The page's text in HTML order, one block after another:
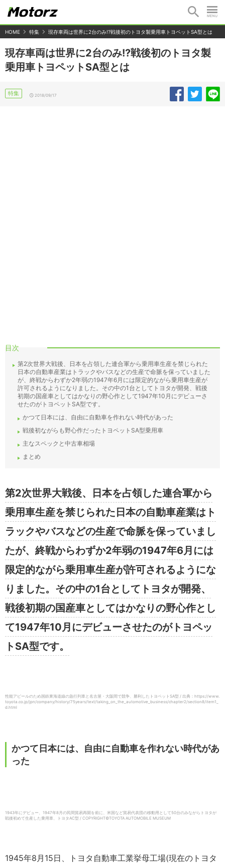
HOME 特集 現存車両は世界に2台のみ!?戦後初のトヨタ製乗用車トヨペットSA型とは
現存車両は世界に2台のみ!?戦後初のトヨタ製
乗用車トヨペットSA型とは
特集 2018/09/17
目次
第2次世界大戦後、日本を占領した連合軍から乗用車生産を禁じられた
日本の自動車産業はトラックやバスなどの生産で命脈を保っていました
が、終戦からわずか2年弱の1947年6月には限定的ながら乗用車生産が
許可されるようになりました。その中の1台としてトヨタが開発、戦後
初期の国産車としてはかなりの野心作として1947年10月にデビューさ
せたのがトヨペットSA型です。
かつて日本には、自由に自動車を作れない時代があった
戦後初ながらも野心作だったトヨペットSA型乗用車
主なスペックと中古車相場
まとめ
第2次世界大戦後、日本を占領した連合軍から
乗用車生産を禁じられた日本の自動車産業はト
ラックやバスなどの生産で命脈を保っていまし
たが、終戦からわずか2年弱の1947年6月には
限定的ながら乗用車生産が許可されるようにな
りました。その中の1台としてトヨタが開発、
戦後初期の国産車としてはかなりの野心作とし
て1947年10月にデビューさせたのがトヨペッ
トSA型です。
性能アピールのため国鉄東海道線の急行列車と名古屋・大阪間で競争、勝利したトヨペットSA型 / 出典：https://www.
toyota.co.jp/jpn/company/history/75years/text/taking_on_the_automotive_business/chapter2/section8/item1_
d.html
かつて日本には、自由に自動車を作れない時代があ
った
1943年にデビュー、1947年8月の民間貿易再開を前に、米国など貿易代表団の移動用として50台のみながらトヨタが
戦後初めて生産した乗用車、トヨタAC型 / COPYRIGHT©TOYOTA AUTOMOBILE MUSEUM
1945年8月15日、トヨタ自動車工業挙母工場(現在のトヨタ